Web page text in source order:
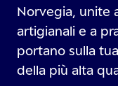
Norvegia, unite
artigianali e a
portano sulla
della più alta